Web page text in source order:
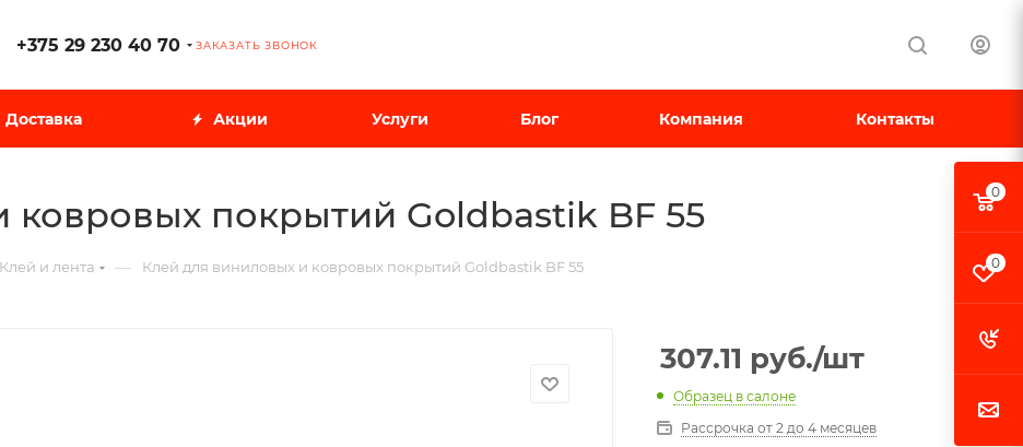
+375 29 230 40 70 ЗАКАЗАТЬ ЗВОНОК
Доставка Акции Услуги Блог Компания Контакты
покрытий Goldbastik BF 55
Клей и лента — Клей для виниловых и ковровых покрытий Goldbastik BF 55
307.11 руб./шт
Образец в салоне
Рассрочка от 2 до 4 месяцев
0
0